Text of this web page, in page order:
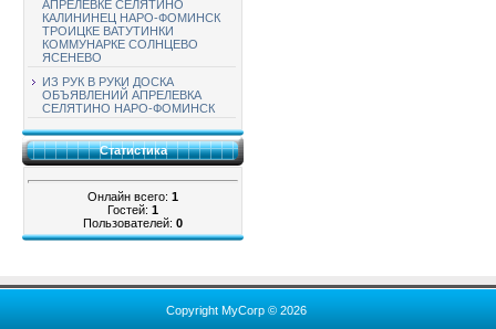
АПРЕЛЕВКЕ СЕЛЯТИНО
КАЛИНИНЕЦ НАРО-ФОМИНСК
ТРОИЦКЕ ВАТУТИНКИ
КОММУНАРКЕ СОЛНЦЕВО
ЯСЕНЕВО
ИЗ РУК В РУКИ ДОСКА
ОБЪЯВЛЕНИЙ АПРЕЛЕВКА
СЕЛЯТИНО НАРО-ФОМИНСК
Статистика
Онлайн всего: 1
Гостей: 1
Пользователей: 0
Copyright MyCorp © 2026